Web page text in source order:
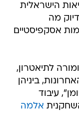
הישראלית
מה
אסקפיסטיים
לתיאטרון,
ביניהן
עיבוד
אלמה